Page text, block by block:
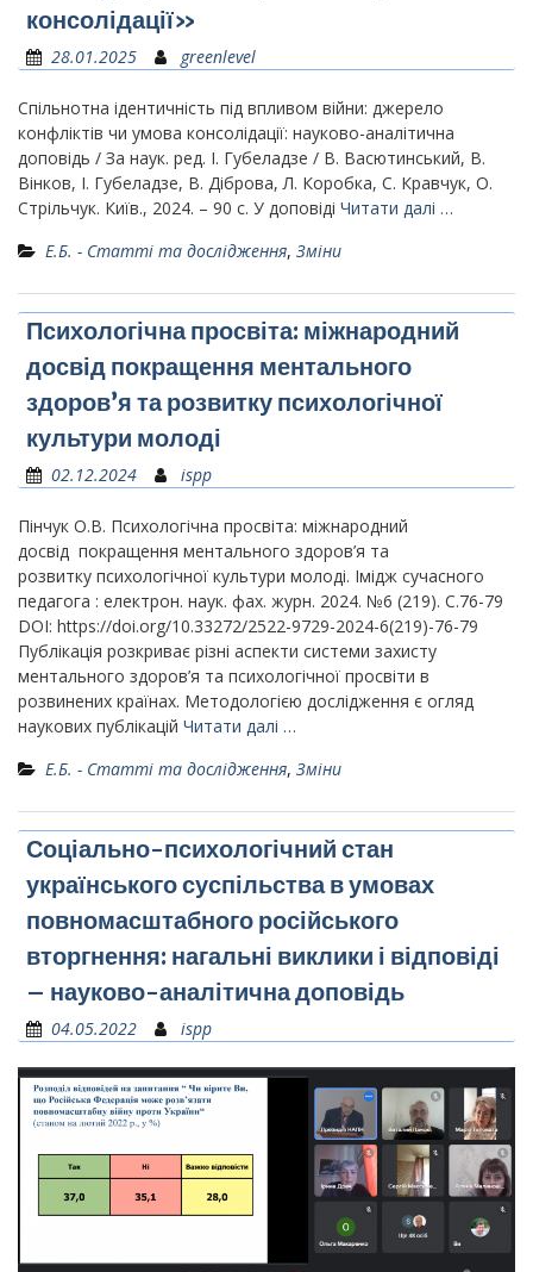
консолідації»
28.01.2025 greenlevel
Спільнотна ідентичність під впливом війни: джерело
конфліктів чи умова консолідації: науково-аналітична
доповідь / За наук. ред. І. Губеладзе / В. Васютинський, В.
Вінков, І. Губеладзе, В. Діброва, Л. Коробка, С. Кравчук, О.
Стрільчук. Київ., 2024. – 90 с. У доповіді Читати далі …
Е.Б. - Статті та дослідження, Зміни
Психологічна просвіта: міжнародний
досвід покращення ментального
здоров’я та розвитку психологічної
культури молоді
02.12.2024 ispp
Пінчук О.В. Психологічна просвіта: міжнародний
досвід покращення ментального здоров’я та
розвитку психологічної культури молоді. Імідж сучасного
педагога : електрон. наук. фах. журн. 2024. №6 (219). С.76-79
DOI: https://doi.org/10.33272/2522-9729-2024-6(219)-76-79
Публікація розкриває різні аспекти системи захисту
ментального здоров’я та психологічної просвіти в
розвинених країнах. Методологією дослідження є огляд
наукових публікацій Читати далі …
Е.Б. - Статті та дослідження, Зміни
Соціально-психологічний стан
українського суспільства в умовах
повномасштабного російського
вторгнення: нагальні виклики і відповіді
– науково-аналітична доповідь
04.05.2022 ispp